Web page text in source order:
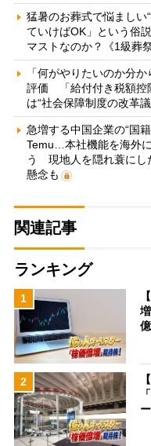
猛暑のお葬式で悩まし
ていけばOK」という俗
マストなのか？《1級葬
「何がやりたいのか分
評価 「給付付き税額控
は“社会保障制度の改革
急増する中国企業の“国
Temu…本社機能を海外
う 現地人を隠れ蓑にし
懸念も
関連記事
ランキング
1
2